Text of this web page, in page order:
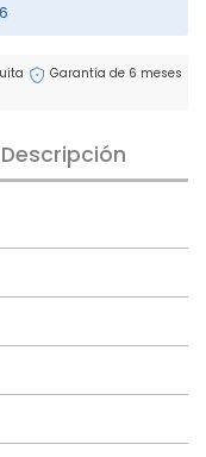
Garantía de 6 meses
Descripción